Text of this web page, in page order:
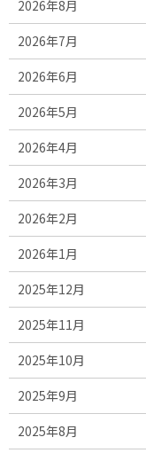
2026年8月
2026年7月
2026年6月
2026年5月
2026年4月
2026年3月
2026年2月
2026年1月
2025年12月
2025年11月
2025年10月
2025年9月
2025年8月